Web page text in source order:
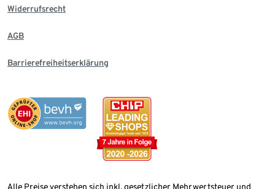
Widerrufsrecht
AGB
Barrierefreiheitserklärung
Alle Preise verstehen sich inkl. gesetzlicher Mehrwertsteuer und